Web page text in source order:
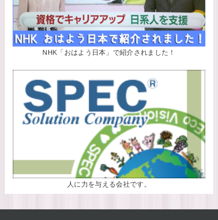
NHK「おはよう日本」で紹介されました！
人に力を与える会社です。